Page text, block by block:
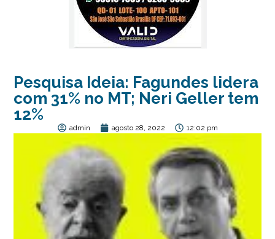
Pesquisa Ideia: Fagundes lidera
com 31% no MT; Neri Geller tem
12%
admin agosto 28, 2022 12:02 pm